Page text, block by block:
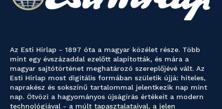
Az Esti Hírlap - 1897 óta a magyar közélet része. Több
mint egy évszázaddal ezelőtt alapították, és mára a
magyar sajtótörténet meghatározó szereplőjévé vált. Az
Esti Hírlap most digitális formában születik újjá: hiteles,
naprakész és sokszínű tartalommal jelentkezik nap mint
nap. Ötvözi a hagyományos újságírás értékeit a modern
technológiával - a múlt tapasztalataival, a jelen